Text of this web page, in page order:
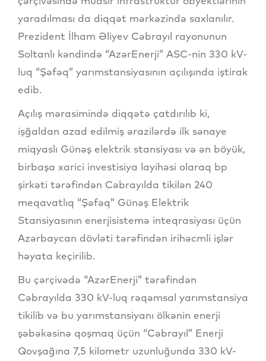
yaradılması da diqqət mərkəzində saxlanılır.
Prezident İlham Əliyev Cəbrayıl rayonunun
Soltanlı kəndində “AzərEnerji” ASC-nin 330 kV-
luq “Şəfəq” yarımstansiyasının açılışında iştirak
edib.
Açılış mərasimində diqqətə çatdırılıb ki,
işğaldan azad edilmiş ərazilərdə ilk sənaye
miqyaslı Günəş elektrik stansiyası və ən böyük,
birbaşa xarici investisiya layihəsi olaraq bp
şirkəti tərəfindən Cəbrayılda tikilən 240
meqavatlıq “Şəfəq” Günəş Elektrik
Stansiyasının enerjisistemə inteqrasiyası üçün
Azərbaycan dövləti tərəfindən irihəcmli işlər
həyata keçirilib.
Bu çərçivədə “AzərEnerji” tərəfindən
Cəbrayılda 330 kV-luq rəqəmsal yarımstansiya
tikilib və bu yarımstansiyanı ölkənin enerji
şəbəkəsinə qoşmaq üçün “Cəbrayıl” Enerji
Qovşağına 7,5 kilometr uzunluğunda 330 kV-